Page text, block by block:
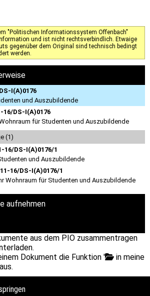
"Politischen Informationssystem Offenbach"
und ist nicht rechtsverbindlich. Etwaige
gegenüber dem Original sind technisch bedingt
werden.
I(A)0176
und Auszubildende
16/DS-I(A)0176
für Studenten und Auszubildende
(1)
16/DS-I(A)0176/1
und Auszubildende
16/DS-I(A)0176/1
Wohnraum für Studenten und Auszubildende
aufnehmen
aus dem PIO zusammentragen
Dokument die Funktion '
in meine